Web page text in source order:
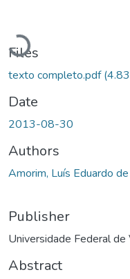
Loading...
Files
texto completo.pdf
Date
2013-08-30
Authors
Amorim, Luís Eduardo
Publisher
Universidade Federal de
Abstract